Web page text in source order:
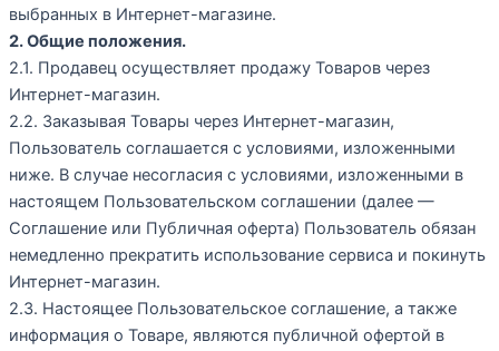
выбранных в Интернет-магазине.
2. Общие положения.
2.1. Продавец осуществляет продажу Товаров через
Интернет-магазин.
2.2. Заказывая Товары через Интернет-магазин,
Пользователь соглашается с условиями, изложенными
ниже. В случае несогласия с условиями, изложенными в
настоящем Пользовательском соглашении (далее —
Соглашение или Публичная оферта) Пользователь обязан
немедленно прекратить использование сервиса и покинуть
Интернет-магазин.
2.3. Настоящее Пользовательское соглашение, а также
информация о Товаре, являются публичной офертой в